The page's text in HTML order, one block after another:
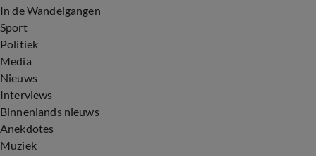
In de Wandelgangen
Sport
Politiek
Media
Nieuws
Interviews
Binnenlands nieuws
Anekdotes
Muziek